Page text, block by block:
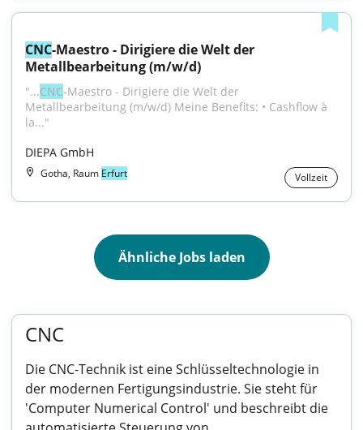
CNC-Maestro - Dirigiere die Welt der
Metallbearbeitung (m/w/d)
"...CNC-Maestro - Dirigiere die Welt der
Metallbearbeitung (m/w/d) Meine Benefits: • Cashflow à
la..."
DIEPA GmbH
Gotha, Raum Erfurt Vollzeit
Ähnliche Jobs laden
CNC
Die CNC-Technik ist eine Schlüsseltechnologie in
der modernen Fertigungsindustrie. Sie steht für
'Computer Numerical Control' und beschreibt die